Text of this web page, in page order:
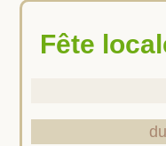
Fête